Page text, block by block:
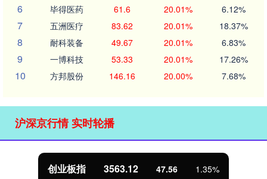
6 毕得医药 61.6 20.01% 6.12%
7 五洲医疗 83.62 20.01% 18.37%
8 耐科装备 49.67 20.01% 6.83%
9 一博科技 53.33 20.01% 17.26%
10 方邦股份 146.16 20.00% 7.68%
沪深京行情 实时轮播
创业板指 3563.12 47.56 1.35%